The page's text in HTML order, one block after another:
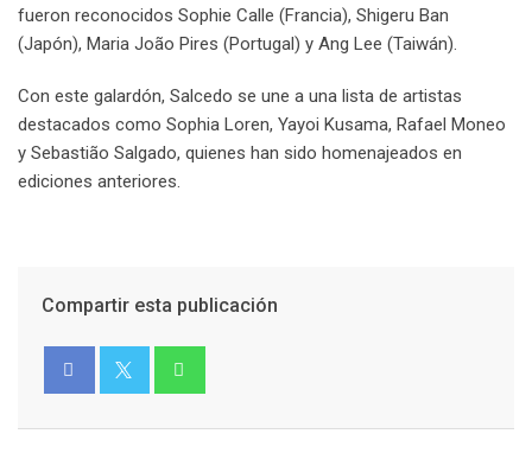
fueron reconocidos Sophie Calle (Francia), Shigeru Ban
(Japón), Maria João Pires (Portugal) y Ang Lee (Taiwán).
Con este galardón, Salcedo se une a una lista de artistas
destacados como Sophia Loren, Yayoi Kusama, Rafael Moneo
y Sebastião Salgado, quienes han sido homenajeados en
ediciones anteriores.
Compartir esta publicación